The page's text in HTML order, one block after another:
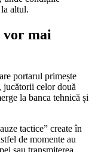
altul.
mai
portarul primește
jucătorii celor două
la banca tehnică și
tactice” create în
de momente au
sau transmiterea